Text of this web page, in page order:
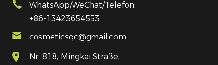
WhatsApp/WeChat/Telefon:
+86-13423654553
cosmeticsqc@gmail.com
Nr. 818, Mingkai Straße,